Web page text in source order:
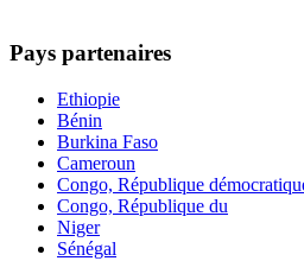
Pays partenaires
Ethiopie
Bénin
Burkina Faso
Cameroun
Congo, République
Congo, République du
Niger
Sénégal